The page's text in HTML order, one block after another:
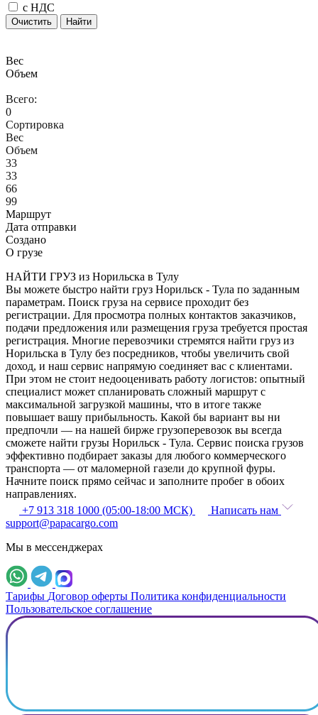
с НДС
Очистить Найти
Вес
Объем
Всего:
0
Сортировка
Вес
Объем
33
33
66
99
Маршрут
Дата отправки
Создано
О грузе
НАЙТИ ГРУЗ из Норильска в Тулу
Вы можете быстро найти груз Норильск - Тула по заданным
параметрам. Поиск груза на сервисе проходит без
регистрации. Для просмотра полных контактов заказчиков,
подачи предложения или размещения груза требуется простая
регистрация. Многие перевозчики стремятся найти груз из
Норильска в Тулу без посредников, чтобы увеличить свой
доход, и наш сервис напрямую соединяет вас с клиентами.
При этом не стоит недооценивать работу логистов: опытный
специалист может спланировать сложный маршрут с
максимальной загрузкой машины, что в итоге также
повышает вашу прибыльность. Какой бы вариант вы ни
предпочли — на нашей бирже грузоперевозок вы всегда
сможете найти грузы Норильск - Тула. Сервис поиска грузов
эффективно подбирает заказы для любого коммерческого
транспорта — от маломерной газели до крупной фуры.
Начните поиск прямо сейчас и заполните пробег в обоих
направлениях.
+7 913 318 1000 (05:00-18:00 МСК)
Написать нам
support@papacargo.com
Мы в мессенджерах
Тарифы Договор оферты Политика конфиденциальности
Пользовательское соглашение